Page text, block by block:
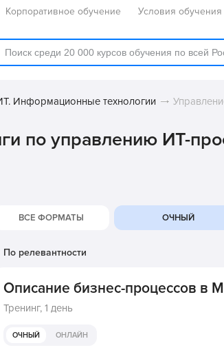
Корпоративное обучение Условия обучения
Информационные технологии
по управлению ИТ-
ВСЕ ФОРМАТЫ ОЧНЫЙ
Описание бизнес-процессов в
Тренинг,1 день
ОЧНЫЙ ОНЛАЙН